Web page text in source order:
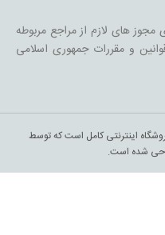
های لازم از مراجع مربوطه
و مقررات جمهوری اسلامی
اینترنتی کامل است که توسط
شده است.